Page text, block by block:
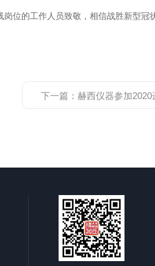
岗位的工作人员致敬 ，相信战胜新型冠
下一篇： 赫西仪器参加2020进贤李